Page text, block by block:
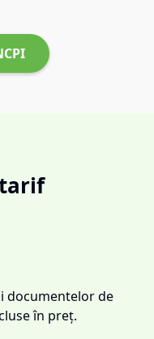
documentelor de
în preț.